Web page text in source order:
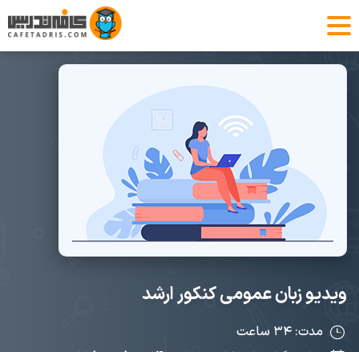
ویدیو زبان عمومی کنکور ارشد
مدت: ۳۴ ساعت